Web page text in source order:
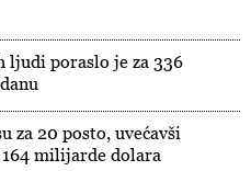
ljudi poraslo je za 336
za 20 posto, uvećavši
milijarde dolara